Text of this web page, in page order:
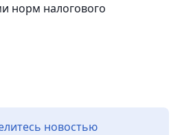
норм налогового
новостью